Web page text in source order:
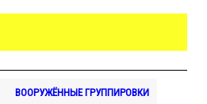
ВООРУЖЁННЫЕ ГРУППИРОВКИ